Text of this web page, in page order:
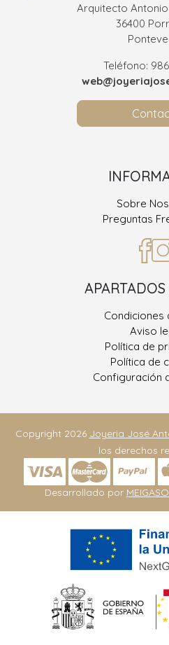
Arquitecto Antonio
36400
Teléfono:
Sobre
Preguntas
Condiciones
Aviso
Política de
Política de
Configuración
Copyright 2026 Joyeria José
los derechos
Desarrollado por